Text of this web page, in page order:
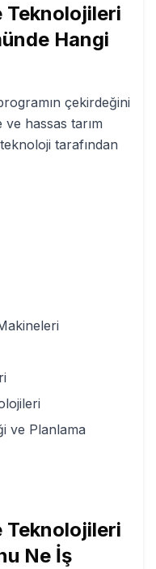
Teknolojileri
Hangi
çekirdeğini
ve hassas tarım
tarafından
ve Planlama
Teknolojileri
Ne İş